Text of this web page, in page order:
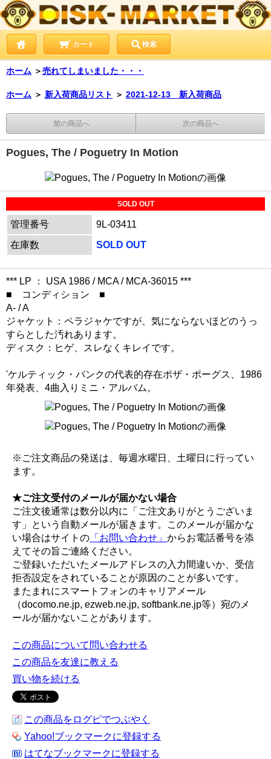
カート 検索
ホーム ＞売れてしまいました・・・
ホーム ＞ 新入荷商品リスト ＞ 2021-12-13 新入荷商品
前の商品へ 次の商品へ
Pogues, The / Poguetry In Motion
SOLD OUT
管理番号
9L-03411
在庫数
SOLD OUT
*** LP ： USA 1986 / MCA / MCA-36015 ***
■ コンディション ■
A- / A
ジャケット：ペラジャケですが、気にならないほどのうっ
すらとした汚れあります。
ディスク：ヒゲ、スレなくキレイです。
'ケルティック・パンクの代表的存在ポザ・ポーグス、1986
年発表、4曲入りミニ・アルバム。
※ご注文商品の発送は、毎週水曜日、土曜日に行ってい
ます。
★ご注文受付のメールが届かない場合
ご注文後通常は数分以内に「ご注文ありがとうございま
す」という自動メールが届きます。このメールが届かな
い場合はサイトの 「お問い合わせ」 からお電話番号を添
えてその旨ご連絡ください。
ご登録いただいたメールアドレスの入力間違いか、受信
拒否設定をされていることが原因のことが多いです。
またまれにスマートフォンのキャリアメール
（docomo.ne.jp, ezweb.ne.jp, softbank.ne.jp等）宛のメ
ールが届かないことがあります。
この商品について問い合わせる
この商品を友達に教える
買い物を続ける
この商品をログピでつぶやく
Yahoo!ブックマークに登録する
はてなブックマークに登録する